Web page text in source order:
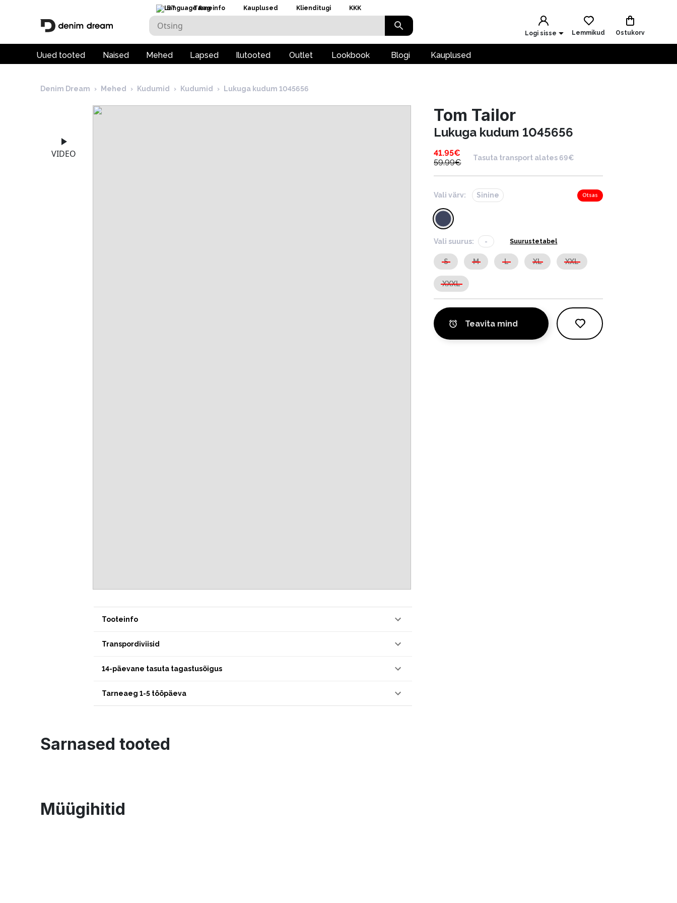
ET Tarneinfo Kauplused Klienditugi KKK
Logi sisse Lemmikud Ostukorv
Uued tooted Naised Mehed Lapsed Ilutooted Outlet Lookbook Blogi Kauplused
Denim Dream › Mehed › Kudumid › Kudumid › Lukuga kudum 1045656
VIDEO
Tooteinfo
Transpordiviisid
14-päevane tasuta tagastusõigus
Tarneaeg 1-5 tööpäeva
Tom Tailor
Lukuga kudum 1045656
41.95€
59.99€
Tasuta transport alates 69€
Vali värv: Sinine Otsas
Vali suurus: - Suurustetabel
S M L XL XXL
XXXL
Teavita mind
Sarnased tooted
Müügihitid